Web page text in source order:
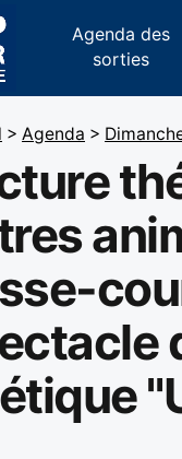
Agenda des
sorties
> Agenda >